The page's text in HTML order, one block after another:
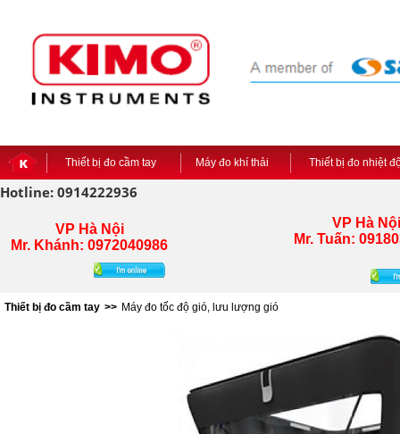
Thiết bị đo cầm tay Máy đo khí thải Thiết bị đo nhiệt
Hotline: 0914222936
VP Hà Nội
Mr. Khánh: 0972040986
VP Hà Nội
Mr. Tuấn:
Thiết bị đo cầm tay >> Máy đo tốc độ gió, lưu lượng gió